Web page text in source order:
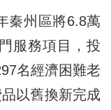
州區將6.8萬
服務項目，投
名經濟困難老
以舊換新完成